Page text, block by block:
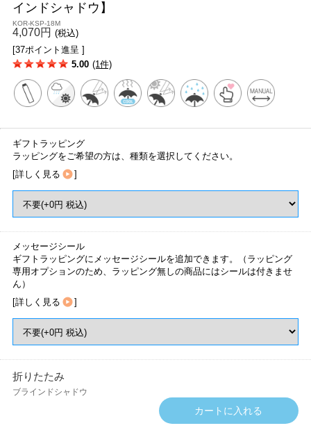
インドシャドウ】
KOR-KSP-18M
4,070円 (税込)
[37ポイント進呈 ]
5.00 (1件)
ギフトラッピング
ラッピングをご希望の方は、種類を選択してください。
[詳しく見る ]
メッセージシール
ギフトラッピングにメッセージシールを追加できます。（ラッピング
専用オプションのため、ラッピング無しの商品にはシールは付きませ
ん）
[詳しく見る ]
折りたたみ
ブラインドシャドウ